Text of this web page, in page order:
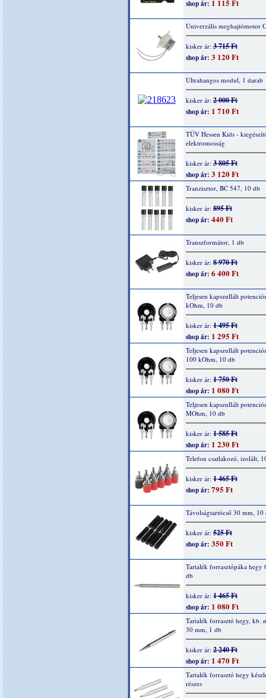
shop ár: 1 115 Ft
Univerzális meghajtómotor
kisker ár: 3 715 Ft
shop ár: 3 120 Ft
Ultrahangos modul, 1 darab
kisker ár: 2 000 Ft
shop ár: 1 710 Ft
TÜV Hessen Kids -
elektromosság
kisker ár: 3 805 Ft
shop ár: 3 120 Ft
Tranzisztor, BC 547, 10 db
kisker ár: 895 Ft
shop ár: 440 Ft
Transzformátor, 1 db
kisker ár: 8 970 Ft
shop ár: 6 400 Ft
Teljesen kapszullált
kOhm, 10 db
kisker ár: 1 495 Ft
shop ár: 1 295 Ft
Teljesen kapszullált
100 kOhm, 10 db
kisker ár: 1 750 Ft
shop ár: 1 080 Ft
Teljesen kapszullált
MOhm, 10 db
kisker ár: 1 585 Ft
shop ár: 1 230 Ft
Telefon csatlakozó, izolált,
kisker ár: 1 465 Ft
shop ár: 795 Ft
Távolságtartócső 30 mm, 10
kisker ár: 525 Ft
shop ár: 350 Ft
Tartalék forrasztópáka hegy
db
kisker ár: 1 465 Ft
shop ár: 1 080 Ft
Tartalék forrasztó hegy, kb.
30 mm, 1 db
kisker ár: 2 240 Ft
shop ár: 1 470 Ft
Tartalék forrasztó hegy
részes